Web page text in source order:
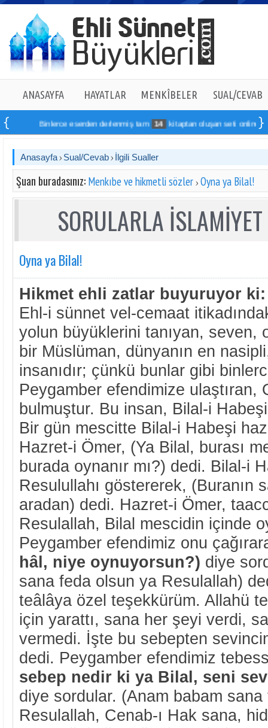
ANASAYFA HAYATLAR MENKÎBELER SUAL/CEVAB
Binlerce eserden derlenmiş tam 14 kitaptan oluşan seti online
Anasayfa Sual/Cevab İlgili Sualler
Şuan buradasınız: Menkıbe ve hikmetli sözler Oyna ya Bilal!
SORULARLA
Oyna ya Bilal!
Hikmet ehli zatlar buyuruyor ki:
Ehl-i sünnet vel-cemaat
yolun büyüklerini tanıyan, seven,
bir Müslüman, dünyanın en
insanıdır; çünkü bunlar gibi
Peygamber efendimize ulaştıran,
bulmuştur. Bu insan, Bilal-i
Bir gün mescitte Bilal-i Habeşi
Hazret-i Ömer, (Ya Bilal, burası
burada oynanır mı?) dedi. Bilal-i
Resulullahı göstererek, (Buranın
aradan) dedi. Hazret-i Ömer,
Resulallah, Bilal mescidin içinde
Peygamber efendimiz onu
hâl, niye oynuyorsun?) diye
sana feda olsun ya Resulallah)
teâlâya özel teşekkürüm. Allahü
için yarattı, sana her şeyi verdi,
vermedi. İşte bu sebepten
dedi. Peygamber efendimiz
sebep nedir ki ya Bilal, seni
diye sordular. (Anam babam
Resulallah, Cenab-ı Hak sana,